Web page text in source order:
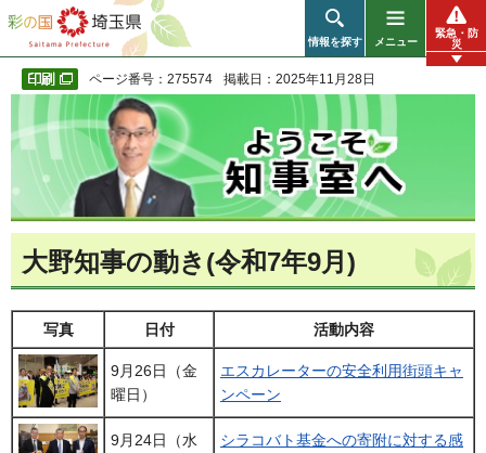
彩の国 埼玉県
情報を探す メニュー
緊急・防
災
ページ番号：275574 掲載日：2025年11月28日
大野知事の動き(令和7年9月)
写真 日付 活動内容
9月26日（金
曜日）
エスカレーターの安全利用街頭キャ
ンペーン
9月24日（水
シラコバト基金への寄附に対する感